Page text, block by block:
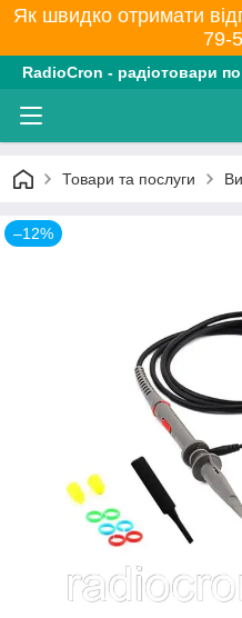
Як швидко отримати
79-
RadioCron - радіотовари
Товари та послуги
–12%